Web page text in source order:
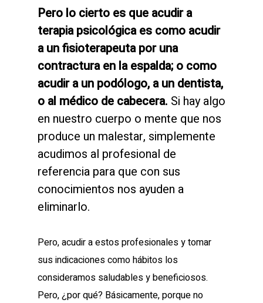
Pero lo cierto es que acudir a
terapia psicológica es como acudir
a un fisioterapeuta por una
contractura en la espalda; o como
acudir a un podólogo, a un dentista,
o al médico de cabecera. Si hay algo
en nuestro cuerpo o mente que nos
produce un malestar, simplemente
acudimos al profesional de
referencia para que con sus
conocimientos nos ayuden a
eliminarlo.
Pero, acudir a estos profesionales y tomar
sus indicaciones como hábitos los
consideramos saludables y beneficiosos.
Pero, ¿por qué? Básicamente, porque no